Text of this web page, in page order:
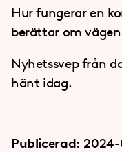
Hur fungerar en
berättar om
Nyhetssvep från
hänt idag.
Publicerad: 2024-